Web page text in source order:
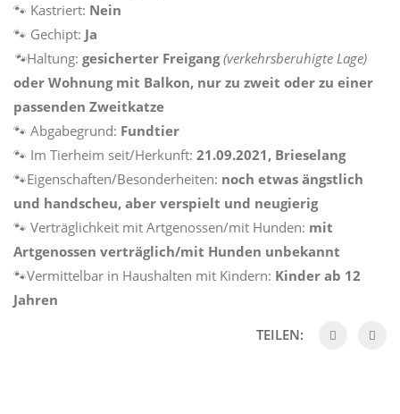
🐾 Kastriert: Nein
🐾 Gechipt: Ja
🐾Haltung: gesicherter Freigang(verkehrsberuhigte Lage)
oder Wohnung mit Balkon, nur zu zweit oder zu einer
passenden Zweitkatze
🐾 Abgabegrund: Fundtier
🐾 Im Tierheim seit/Herkunft: 21.09.2021, Brieselang
🐾Eigenschaften/Besonderheiten: noch etwas ängstlich
und handscheu, aber verspielt und neugierig
🐾 Verträglichkeit mit Artgenossen/mit Hunden: mit
Artgenossen verträglich/mit Hunden unbekannt
🐾Vermittelbar in Haushalten mit Kindern: Kinder ab 12
Jahren
TEILEN: